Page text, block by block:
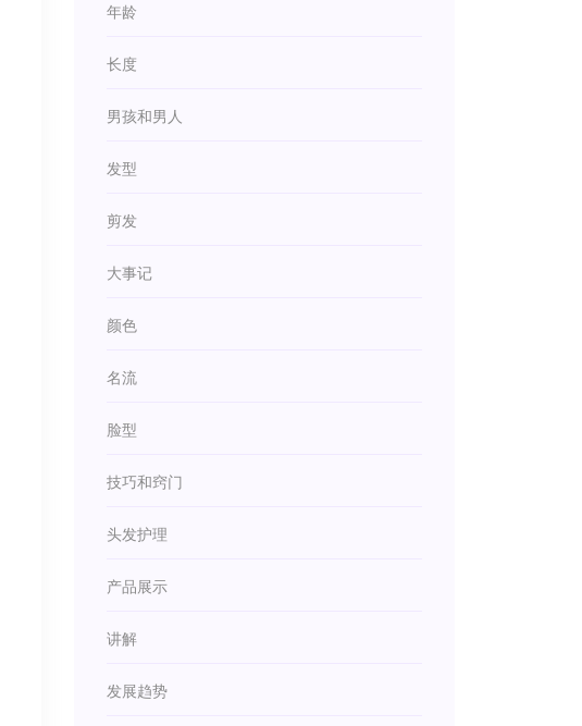
年龄
长度
男孩和男人
发型
剪发
大事记
颜色
名流
脸型
技巧和窍门
头发护理
产品展示
讲解
发展趋势